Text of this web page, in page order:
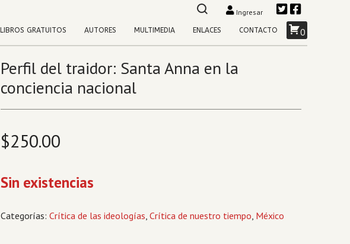
Ingresar
0
LIBROS GRATUITOS AUTORES MULTIMEDIA ENLACES CONTACTO
Perfil del traidor: Santa Anna en la
conciencia nacional
$250.00
Sin existencias
Categorías: Crítica de las ideologías, Crítica de nuestro tiempo, México